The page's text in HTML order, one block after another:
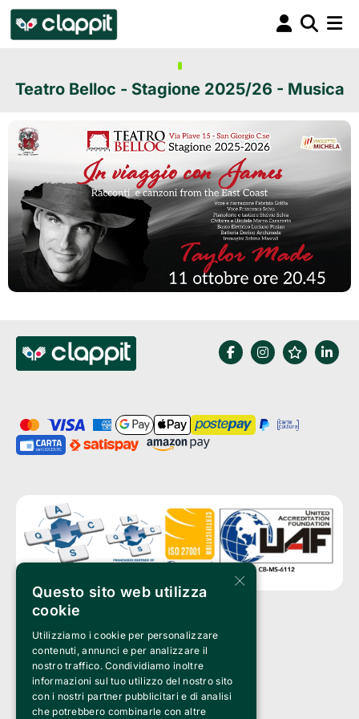
Teatro Belloc - Stagione 2025/26 - Musica
Clappit è un marchio di proprietà di:
Bemils Srl
a Socio Unico
Via Fosse Ardeatine, 4 -20092 Cinisello Balsamo (MI)
PI 05589050961
Iscr. C.C.I.A.A. Milano R.E.A. 1833471
© 2010-2025 Bemils Srl - Tutti i diritti riservati
×
Questo sito web utilizza
cookie
Utilizziamo i cookie per personalizzare
contenuti, annunci e per analizzare il
nostro traffico. Condividiamo inoltre
informazioni sul tuo utilizzo del nostro sito
con i nostri partner pubblicitari e di analisi
che potrebbero combinarle con altre